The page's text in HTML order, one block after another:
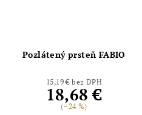
Pozlátený prsteň FABIO
15,19 € bez DPH
18,68 €
(–24 %)
chaterimo